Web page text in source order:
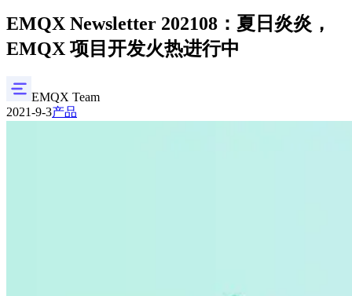
EMQX Newsletter 202108：夏日炎炎，
EMQX 项目开发火热进行中
EMQX Team
2021-9-3产品